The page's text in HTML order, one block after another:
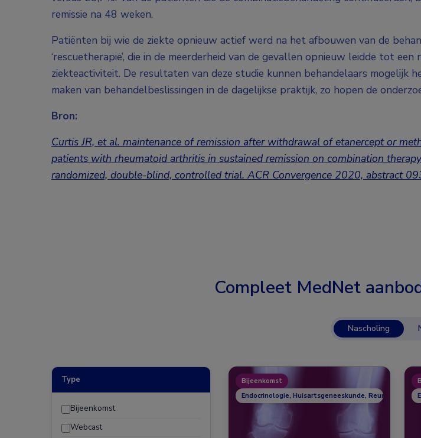
remissie na 48 weken.
Patiënten bij wie de ziekte opnieuw actief werd na het afbouwen van de
‘rescuetherapie’, die in de meerderheid van de gevallen opnieuw leidde tot een
ziekteactiviteit. De resultaten van deze studie kunnen behandelaars mogelijk
maken van behandelbeslissingen in de dagelijkse praktijk, zo hopen de
Bron:
Curtis JR, et al. maintenance of remission after withdrawal of etanercept or
patients with rheumatoid arthritis in sustained remission on combination
randomized, double-blind, controlled trial. ACR Convergence 2020, abstract
Compleet MedNet
Nascholing
Type
Bijeenkomst
Webcast
Bijeenkomst
Endocrinologie, Huisartsgeneeskunde, Reumatologie